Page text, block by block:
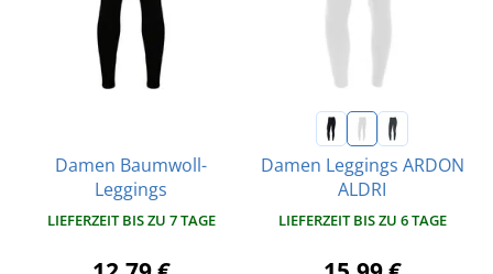
Damen Baumwoll-
Leggings
LIEFERZEIT BIS ZU 7 TAGE
Damen Leggings ARDON
ALDRI
LIEFERZEIT BIS ZU 6 TAGE